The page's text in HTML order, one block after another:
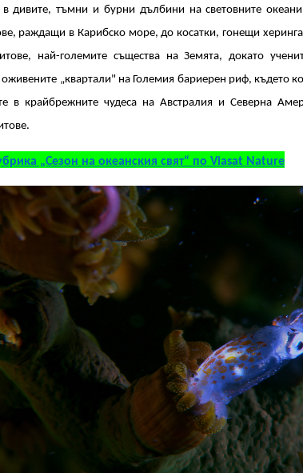
в дивите, тъмни и бурни дълбини на световните
раждащи в Карибско море, до косатки, гонещи
най-големите същества на Земята, докато
оживените „квартали" на Големия бариерен риф, където
в крайбрежните чудеса на Австралия и Северна
„Сезон на океанския свят“ по Viasat Nature